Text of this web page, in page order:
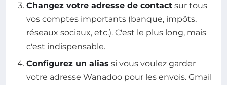
Changez votre adresse de contact sur tous
vos comptes importants (banque, impôts,
réseaux sociaux, etc.). C'est le plus long, mais
c'est indispensable.
Configurez un alias si vous voulez garder
votre adresse Wanadoo pour les envois. Gmail